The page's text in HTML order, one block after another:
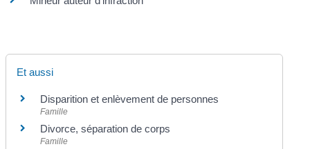
Et aussi
Disparition et enlèvement de personnes
Famille
Divorce, séparation de corps
Famille